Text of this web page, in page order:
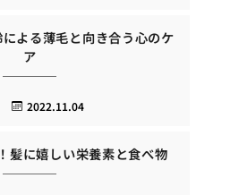
よる薄毛と向き合う心のケ
ア
2022.11.04
髪に嬉しい栄養素と食べ物